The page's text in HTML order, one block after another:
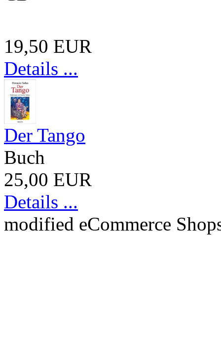
19,50 EUR
Details ...
Der Tango
Buch
25,00 EUR
Details ...
modified eCommerce